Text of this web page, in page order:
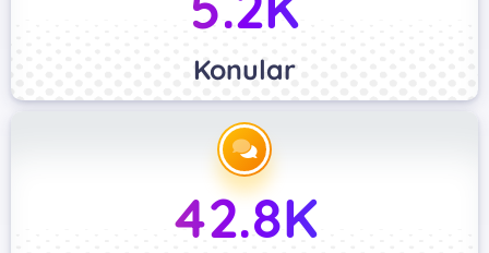
Konular
42.8K